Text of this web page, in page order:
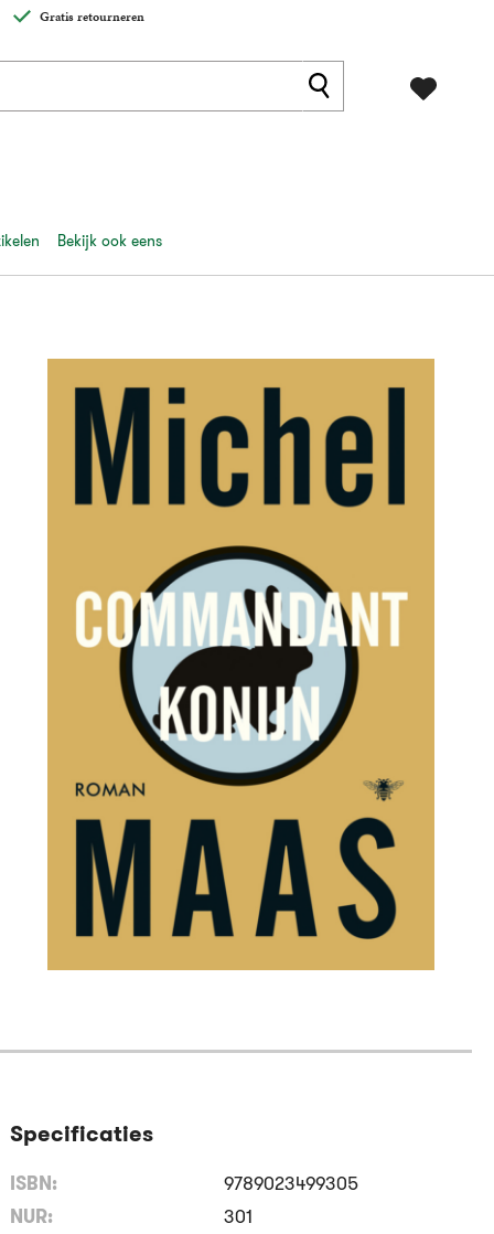
Gratis retourneren
Bekijk ook eens
Specificaties
ISBN:
9789023499305
NUR:
301